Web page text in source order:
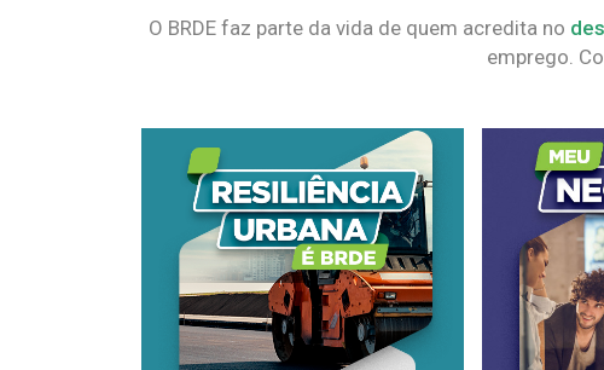
O BRDE faz parte da vida de quem acredita no
emprego.